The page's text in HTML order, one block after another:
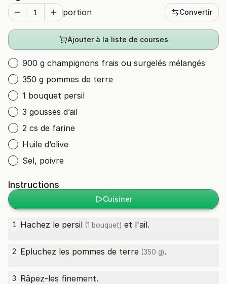
portion Convertir
Ajouter à la liste de courses
900 g champignons frais ou surgelés mélangés
350 g pommes de terre
1 bouquet persil
3 gousses d’ail
2 cs de farine
Huile d’olive
Sel, poivre
Instructions
Cuisiner
1 Hachez le persil (1 bouquet) et l'ail.
2 Epluchez les pommes de terre (350 g).
3 Râpez-les finement.